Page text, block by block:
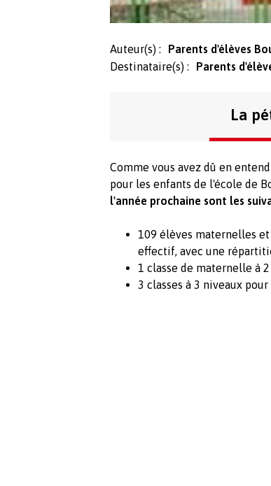
Auteur(s) :
Parents d'élèves
Destinataire(s) :
Parents
La
Comme vous avez dû en
pour les enfants de l'école de
l'année prochaine sont les
109 élèves maternelles
effectif, avec une
1 classe de maternelle à
3 classes à 3 niveaux